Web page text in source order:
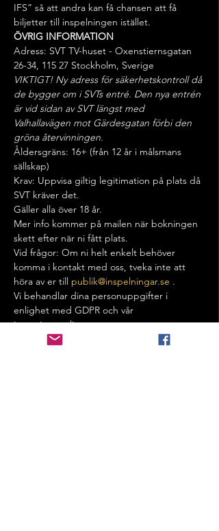
IFS” så att andra kan få chansen att få
biljetter till inspelningen istället.
ÖVRIG INFORMATION
Adress: SVT TV-huset - Oxenstiernsgatan
26-34, 115 27 Stockholm, Sverige
VIKTIGT! Ny adress för säkerhetskontroll då
de bygger om i SVTs entré. Den nya entrén
är vid sidan av SVT längst med
Valhallavägen mot Gärdesgatan förbi den
gröna återvinningen.
Åldersgräns: 16+ (från 12 år i målsmans
sällskap)
Krav: Uppvisa giltig legitimation på plats då
SVT kräver det.
Gäller alla över 18 år.
Mer info kommer på mailen när bokningen
skett efter när ni fått plats.
Vid frågor: Om ni helt enkelt behöver
komma i kontakt med oss, tveka inte att
höra av er till publik@inspelningar.se .
Vi behandlar dina personuppgifter i
enlighet med GDPR och vår
integritetspolicy.